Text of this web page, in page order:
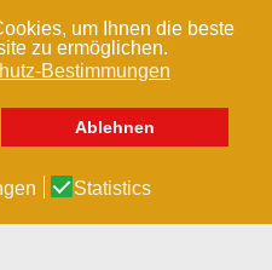
um Ihnen die beste
zu ermöglichen.
Bestimmungen
Ablehnen
Statistics